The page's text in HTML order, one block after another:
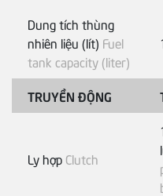
Dung tích thùng
nhiên liệu (lít) Fuel
tank capacity (liter)
TRUYỀN ĐỘNG
Ly hợp Clutch